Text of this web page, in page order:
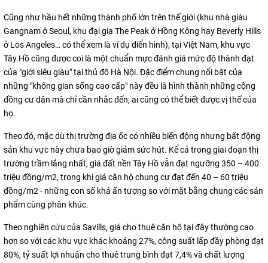
Cũng như hầu hết những thành phố lớn trên thế giới (khu nhà giàu
Gangnam ở Seoul, khu đại gia The Peak ở Hồng Kông hay Beverly Hills
ở Los Angeles… có thể xem là ví dụ điển hình), tại Việt Nam, khu vực
Tây Hồ cũng được coi là một chuẩn mực đánh giá mức độ thành đạt
của "giới siêu giàu" tại thủ đô Hà Nội. Đặc điểm chung nổi bật của
những "không gian sống cao cấp" này đều là hình thành những cộng
đồng cư dân mà chỉ cần nhắc đến, ai cũng có thể biết được vị thế của
họ.
Theo đó, mặc dù thị trường địa ốc có nhiều biến động nhưng bất động
sản khu vực này chưa bao giờ giảm sức hút. Kể cả trong giai đoạn thị
trường trầm lắng nhất, giá đất nền Tây Hồ vẫn đạt ngưỡng 350 – 400
triệu đồng/m2, trong khi giá căn hộ chung cư đạt đến 40 – 60 triệu
đồng/m2 - những con số khá ấn tượng so với mặt bằng chung các sản
phẩm cùng phân khúc.
Theo nghiên cứu của Savills, giá cho thuê căn hộ tại đây thường cao
hơn so với các khu vực khác khoảng 27%, công suất lấp đầy phòng đạt
80%, tỷ suất lợi nhuận cho thuê trung bình đạt 7,4% và chất lượng